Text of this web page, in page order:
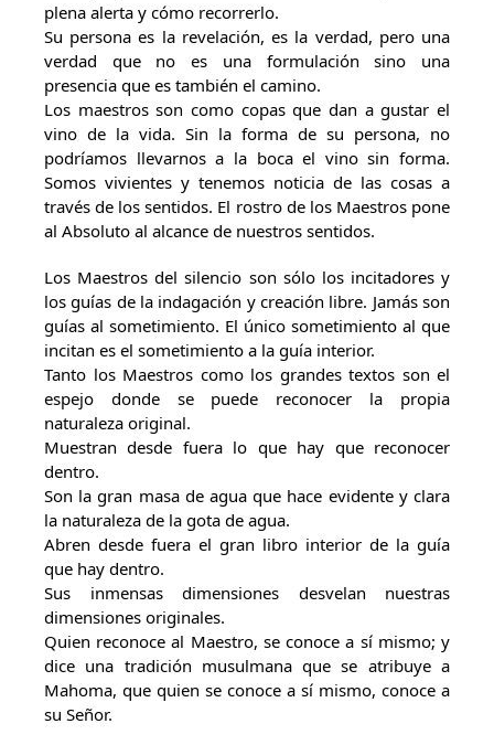
plena alerta y cómo recorrerlo.
Su persona es la revelación, es la verdad, pero una
verdad que no es una formulación sino una
presencia que es también el camino.
Los maestros son como copas que dan a gustar el
vino de la vida. Sin la forma de su persona, no
podríamos llevarnos a la boca el vino sin forma.
Somos vivientes y tenemos noticia de las cosas a
través de los sentidos. El rostro de los Maestros pone
al Absoluto al alcance de nuestros sentidos.
Los Maestros del silencio son sólo los incitadores y
los guías de la indagación y creación libre. Jamás son
guías al sometimiento. El único sometimiento al que
incitan es el sometimiento a la guía interior.
Tanto los Maestros como los grandes textos son el
espejo donde se puede reconocer la propia
naturaleza original.
Muestran desde fuera lo que hay que reconocer
dentro.
Son la gran masa de agua que hace evidente y clara
la naturaleza de la gota de agua.
Abren desde fuera el gran libro interior de la guía
que hay dentro.
Sus inmensas dimensiones desvelan nuestras
dimensiones originales.
Quien reconoce al Maestro, se conoce a sí mismo; y
dice una tradición musulmana que se atribuye a
Mahoma, que quien se conoce a sí mismo, conoce a
su Señor.